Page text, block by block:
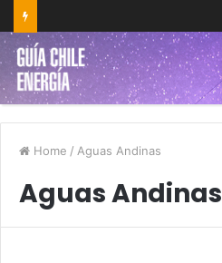
Home / Aguas Andinas
Aguas Andinas